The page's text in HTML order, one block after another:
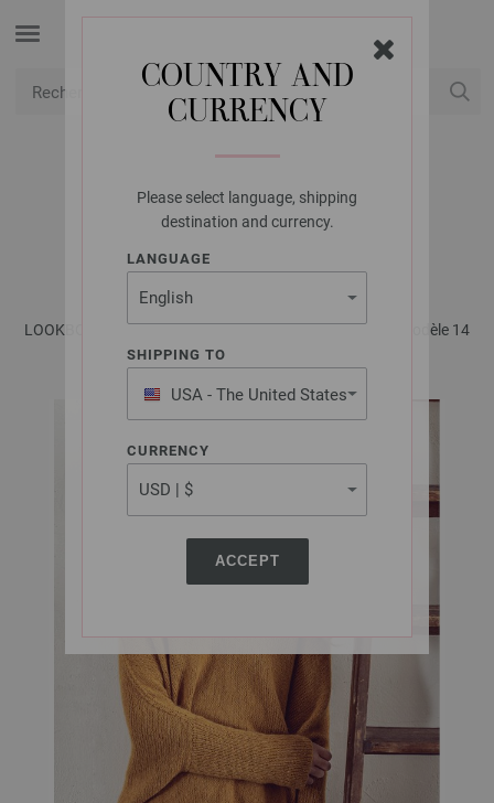
COUNTRY AND
CURRENCY
Please select language, shipping
destination and currency.
LANGUAGE
SHIPPING TO
USA - The United States
of America
CURRENCY
ACCEPT
LANA GROSSA
PULL ECOPUNO
LOOKBOOK No. 8 - Magazine (DE) + Explications (FR) | Modèle 14